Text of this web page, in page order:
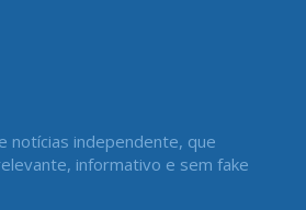
notícias independente, que
informativo e sem fake